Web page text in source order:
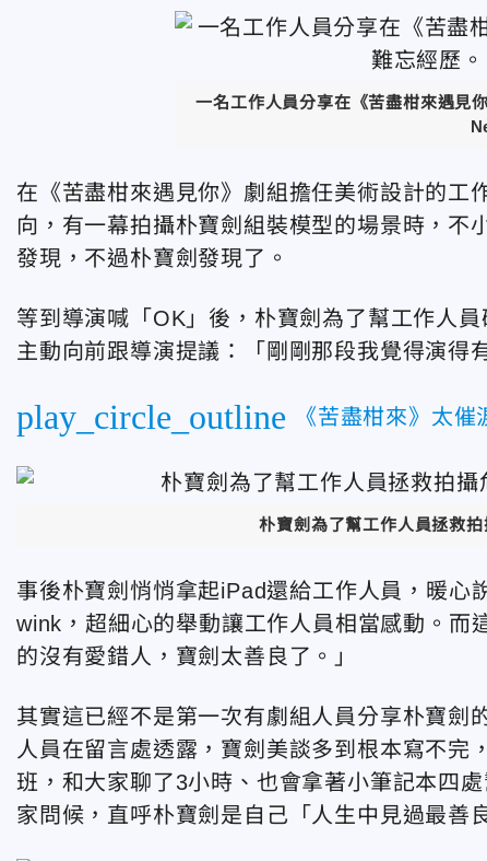
一名工作人員分享在《苦盡柑來遇見
在《苦盡柑來遇見你》劇組擔任美術設計的工
向，有一幕拍攝朴寶劍組裝模型的場景時，不
發現，不過朴寶劍發現了。
等到導演喊「OK」後，朴寶劍為了幫工作人
主動向前跟導演提議：「剛剛那段我覺得演得
play_circle_outline 《苦盡柑來》太
朴寶劍為了幫工作人員拯救
事後朴寶劍悄悄拿起iPad還給工作人員，暖心
wink，超細心的舉動讓工作人員相當感動。而
的沒有愛錯人，寶劍太善良了。」
其實這已經不是第一次有劇組人員分享朴寶劍
人員在留言處透露，寶劍美談多到根本寫不完
班，和大家聊了3小時、也會拿著小筆記本四
家問候，直呼朴寶劍是自己「人生中見過最善